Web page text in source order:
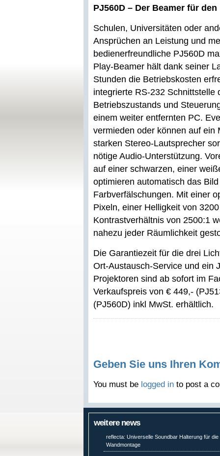
PJ560D – Der Beamer für
Schulen, Universitäten oder
Ansprüchen an Leistung und
bedienerfreundliche PJ560D
Play-Beamer hält dank seiner
Stunden die Betriebskosten
integrierte RS-232 Schnittstelle
Betriebszustands und
einem weiter entfernten PC.
vermieden oder können auf ein
starken Stereo-Lautsprecher
nötige Audio-Unterstützung.
auf einer schwarzen, einer
optimieren automatisch das
Farbverfälschungen. Mit einer
Pixeln, einer Helligkeit von
Kontrastverhältnis von 2500:1
nahezu jeder Räumlichkeit
Die Garantiezeit für die drei
Ort-Austausch-Service und ein
Projektoren sind ab sofort im
Verkaufspreis von € 449,-
(PJ560D) inkl MwSt. erhältlich.
Geben Sie uns Ihren
You must be logged in to post a
weitere news
reflecta: Universelle Soundbar Halterung für die
Wandmontage